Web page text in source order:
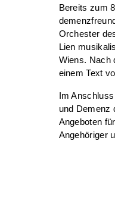
Bereits zum
Orchester
Lien
Wiens. Nach
einem Text
Im
und Demenz
Angeboten
Angehöriger